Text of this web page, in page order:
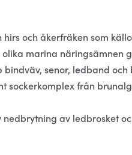
och åkerfräken som
marina näringsämnen
senor, ledband och
sockerkomplex från
av ledbrosket